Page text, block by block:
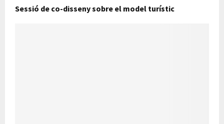
Sessió de co-disseny sobre el model turístic